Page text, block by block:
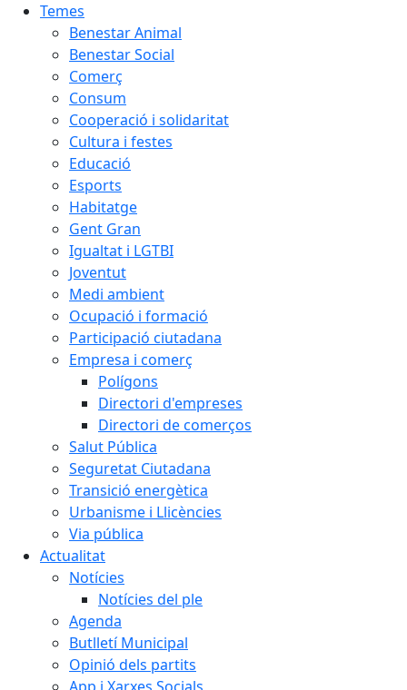
Temes
Benestar Animal
Benestar Social
Comerç
Consum
Cooperació i solidaritat
Cultura i festes
Educació
Esports
Habitatge
Gent Gran
Igualtat i LGTBI
Joventut
Medi ambient
Ocupació i formació
Participació ciutadana
Empresa i comerç
Polígons
Directori d'empreses
Directori de comerços
Salut Pública
Seguretat Ciutadana
Transició energètica
Urbanisme i Llicències
Via pública
Actualitat
Notícies
Notícies del ple
Agenda
Butlletí Municipal
Opinió dels partits